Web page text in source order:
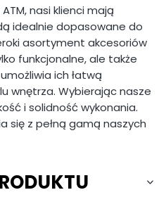
nasi klienci mają
idealnie dopasowane do
asortyment akcesoriów
funkcjonalne, ale także
ich łatwą
wnętrza. Wybierając nasze
i solidność wykonania.
się z pełną gamą naszych